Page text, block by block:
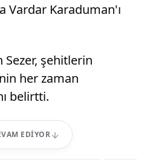
Vardar Karaduman'ı
şehitlerin
her zaman
belirtti.
EDIYOR